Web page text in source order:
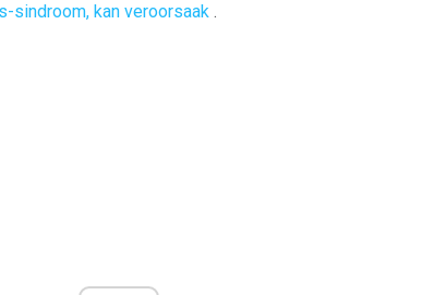
sindroom, kan veroorsaak .